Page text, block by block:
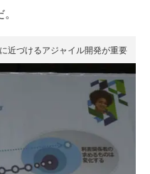
近づけるアジャイル開発が重要